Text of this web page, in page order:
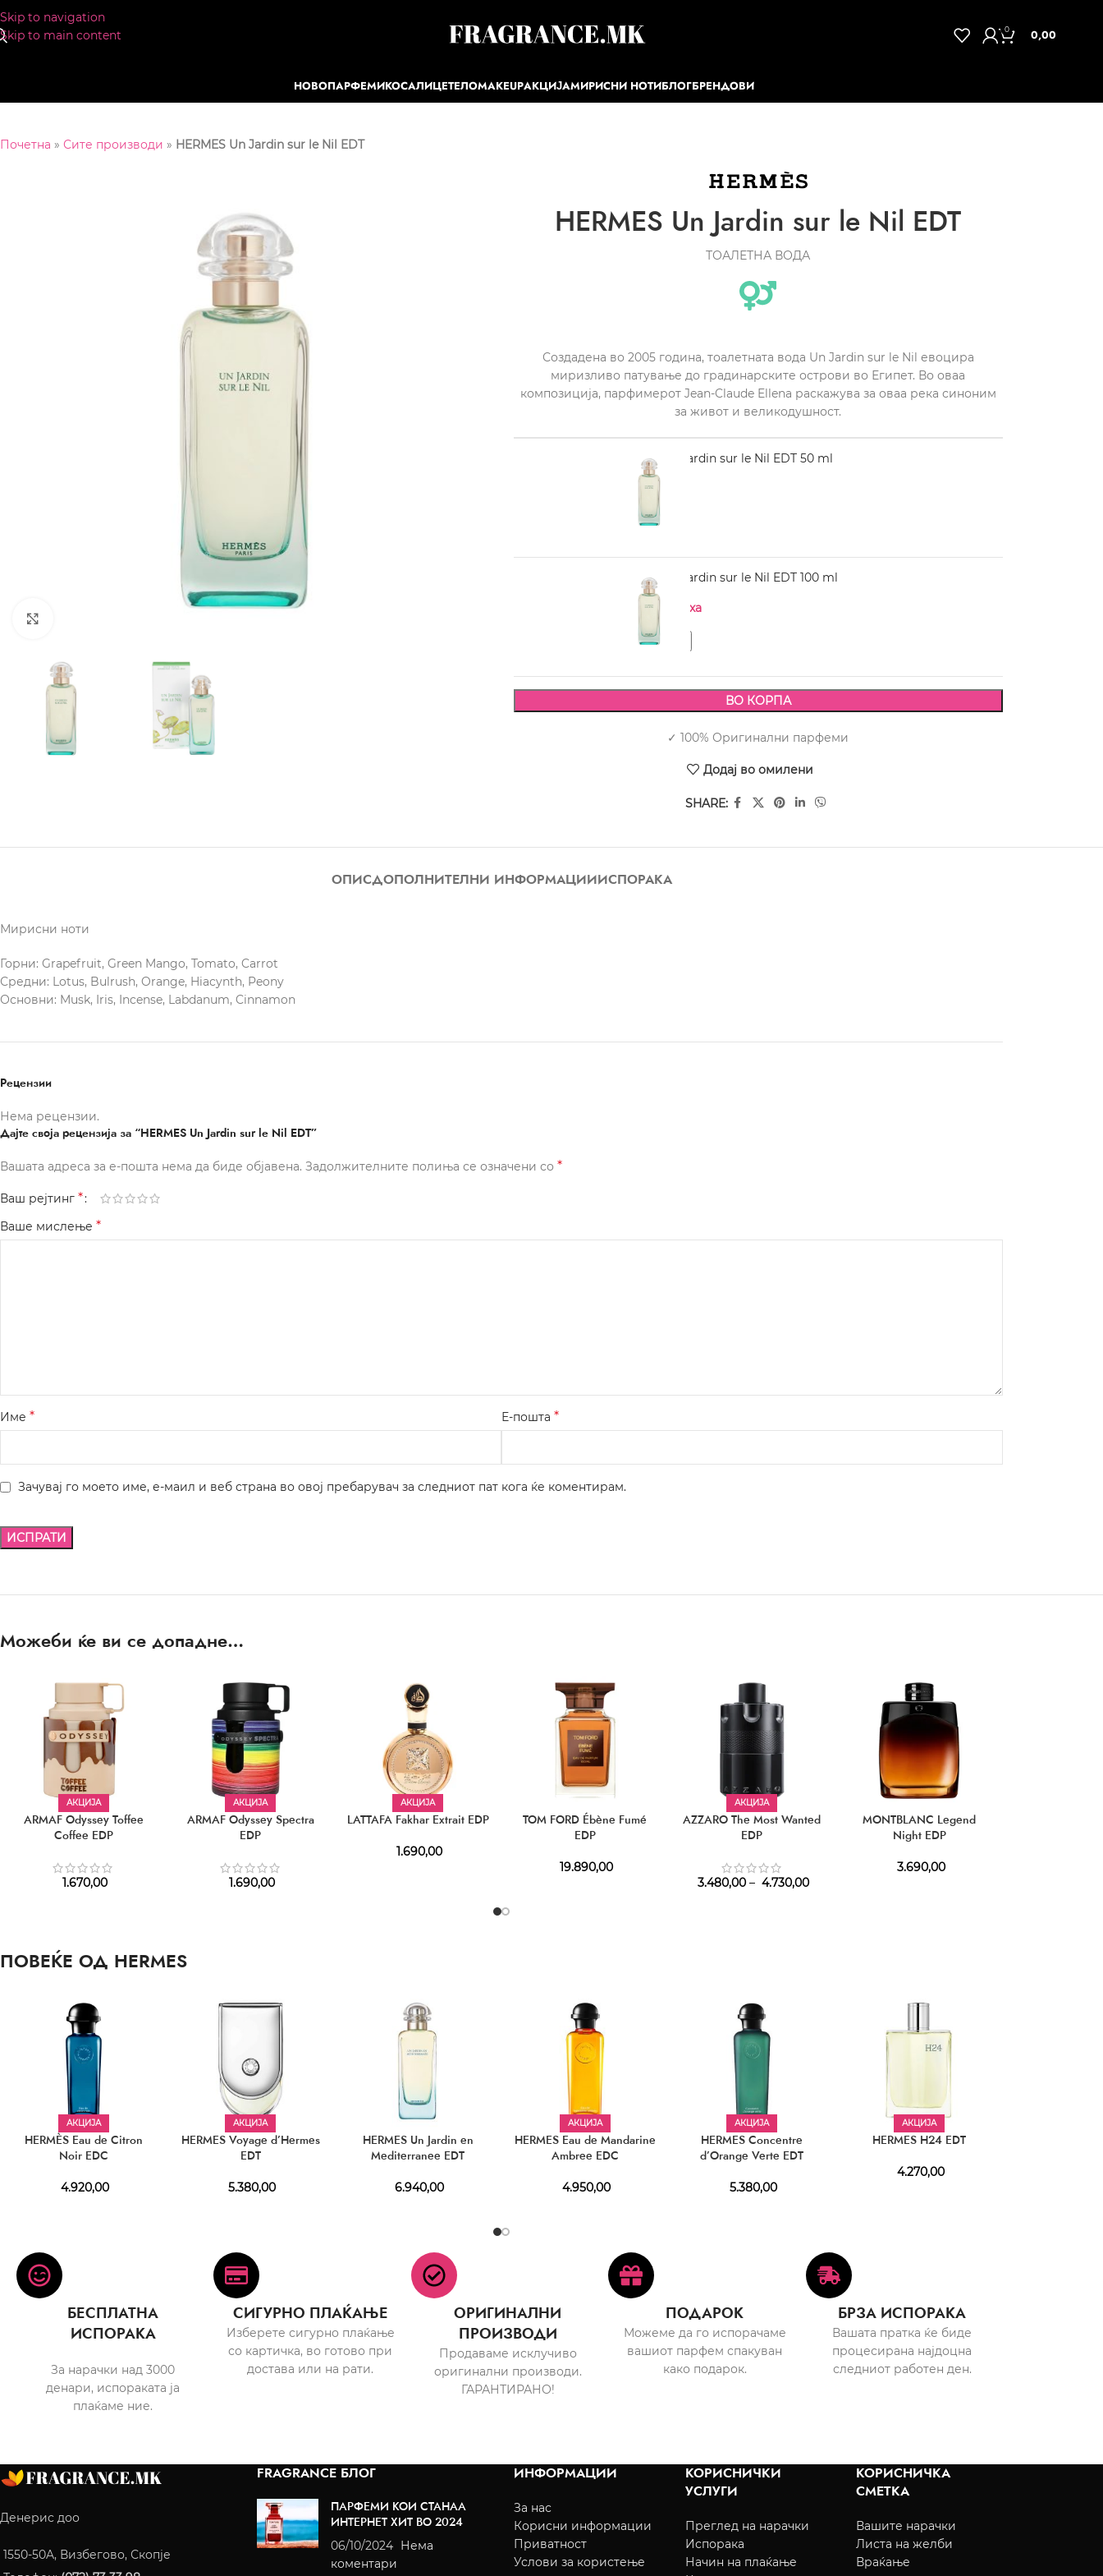
Skip to navigation
Skip to main content
0 0,00
НОВОПАРФЕМИКОСАЛИЦЕТЕЛОMAKEUPАКЦИЈАМИРИСНИ НОТИБЛОГБРЕНДОВИ
Почетна » Сите производи » HERMES Un Jardin sur le Nil EDT
HERMES Un Jardin sur le Nil EDT
ТОАЛЕТНА ВОДА
Создадена во 2005 година, тоалетната вода Un Jardin sur le Nil евоцира
миризливо патување до градинарските острови во Египет. Во оваа
композиција, парфимерот Jean-Claude Ellena раскажува за оваа река синоним
за живот и великодушност.
HERMES Un Jardin sur le Nil EDT 50 ml
4.990,00
HERMES Un Jardin sur le Nil EDT 100 ml
Нема на залиха
ВО КОРПА
✓ 100% Оригинални парфеми
Додај во омилени
SHARE:
ОПИСДОПОЛНИТЕЛНИ ИНФОРМАЦИИИСПОРАКА
Мирисни ноти
Горни: Grapefruit, Green Mango, Tomato, Carrot
Средни: Lotus, Bulrush, Orange, Hiacynth, Peony
Основни: Musk, Iris, Incense, Labdanum, Cinnamon
Рецензии
Нема рецензии.
Дајте своја рецензија за “HERMES Un Jardin sur le Nil EDT”
Вашата адреса за е-пошта нема да биде објавена. Задолжителните полиња се означени со *
Ваш рејтинг *
Ваше мислење *
Име * Е-пошта *
Зачувај го моето име, е-маил и веб страна во овој пребарувач за следниот пат кога ќе коментирам.
Можеби ќе ви се допадне…
АКЦИЈА
ARMAF Odyssey Toffee
Coffee EDP
1.670,00
АКЦИЈА
ARMAF Odyssey Spectra
EDP
1.690,00
АКЦИЈА
LATTAFA Fakhar Extrait EDP
1.690,00
TOM FORD Ébène Fumé
EDP
19.890,00
АКЦИЈА
AZZARO The Most Wanted
EDP
3.480,00 – 4.730,00
MONTBLANC Legend
Night EDP
3.690,00
ПОВЕЌЕ ОД HERMES
АКЦИЈА
HERMÈS Eau de Citron
Noir EDC
4.920,00
АКЦИЈА
HERMES Voyage d’Hermes
EDT
5.380,00
HERMES Un Jardin en
Mediterranee EDT
6.940,00
АКЦИЈА
HERMES Eau de Mandarine
Ambree EDC
4.950,00
АКЦИЈА
HERMES Concentre
d’Orange Verte EDT
5.380,00
АКЦИЈА
HERMES H24 EDT
4.270,00
БЕСПЛАТНА
ИСПОРАКА
За нарачки над 3000
денари, испораката ја
плаќаме ние.
СИГУРНО ПЛАЌАЊЕ
Изберете сигурно плаќање
со картичка, во готово при
достава или на рати.
ОРИГИНАЛНИ
ПРОИЗВОДИ
Продаваме исклучиво
оригинални производи.
ГАРАНТИРАНО!
ПОДАРОК
Можеме да го испорачаме
вашиот парфем спакуван
како подарок.
БРЗА ИСПОРАКА
Вашата пратка ќе биде
процесирана најдоцна
следниот работен ден.
Денерис доо
1550-50A, Визбегово, Скопје
FRAGRANCE БЛОГ
ПАРФЕМИ КОИ СТАНАА
ИНТЕРНЕТ ХИТ ВО 2024
06/10/2024 Нема
коментари
ИНФОРМАЦИИ
За нас
Корисни информации
Приватност
Услови за користење
КОРИСНИЧКИ
УСЛУГИ
Преглед на нарачки
Испорака
Начин на плаќање
КОРИСНИЧКА
СМЕТКА
Вашите нарачки
Листа на желби
Враќање